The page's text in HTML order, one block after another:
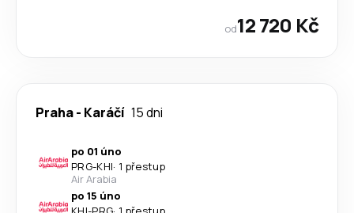
od12 720 Kč
Praha- Karáčí 15 dni
po 01 úno
PRG-KHI· 1 přestup
Air Arabia
po 15 úno